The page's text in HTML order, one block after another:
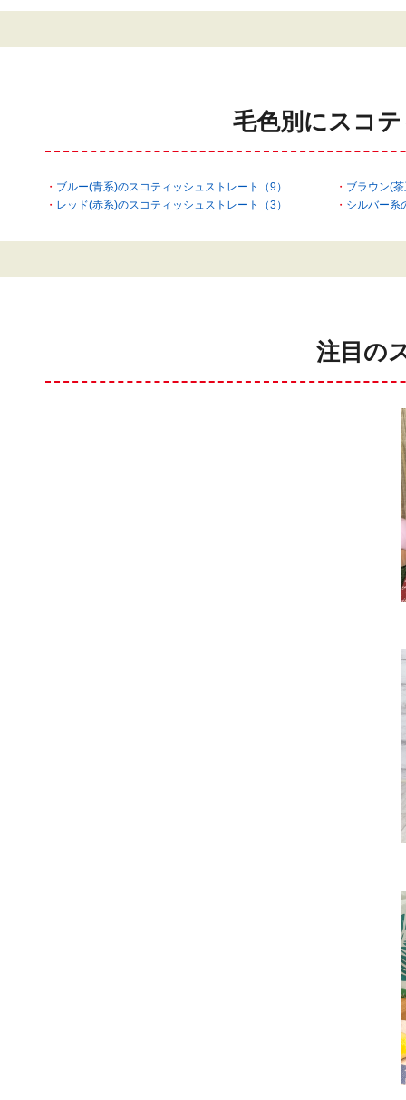
毛色別にスコ
ブルー(青系)のスコティッシュストレート（9）
ブラウン(
レッド(赤系)のスコティッシュストレート（3）
シルバー系
注目の